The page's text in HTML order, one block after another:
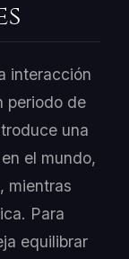
interacción
periodo de
una
el mundo,
mientras
Para
equilibrar